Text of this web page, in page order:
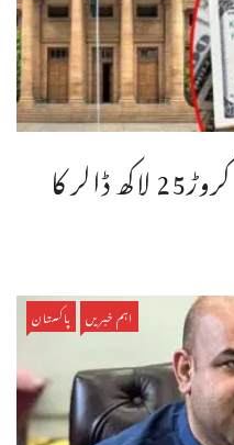
ملکی زر مبادلہ ذخائر میں 3 کروڑ25 لاکھ ڈالر کا
اہم خبریں پاکستان